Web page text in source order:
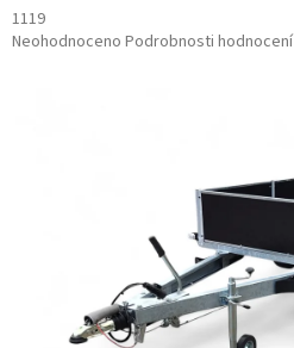
1119
Průměrné
Neohodnoceno Podrobnosti hodnocení